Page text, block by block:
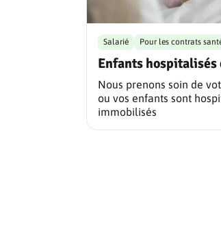
Enfants
Salarié Pour les contrats
Nous prenons soin de
ou vos enfants sont
immobilisés